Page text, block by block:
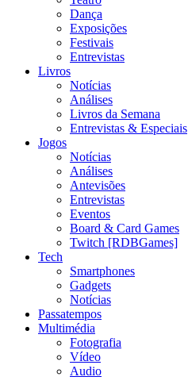
Dança
Exposições
Festivais
Entrevistas
Livros
Notícias
Análises
Livros da Semana
Entrevistas & Especiais
Jogos
Notícias
Análises
Antevisões
Entrevistas
Eventos
Board & Card Games
Twitch [RDBGames]
Tech
Smartphones
Gadgets
Notícias
Passatempos
Multimédia
Fotografia
Vídeo
Audio